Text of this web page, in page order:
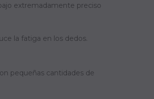
extremadamente preciso
la fatiga en los dedos.
pequeñas cantidades de